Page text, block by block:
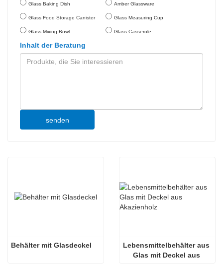
Glass Baking Dish
Glass Food Storage Canister
Glass Mixing Bowl
Amber Glassware
Glass Measuring Cup
Glass Casserole
Inhalt der Beratung
senden
Behälter mit Glasdeckel
Lebensmittelbehälter aus
Glas mit Deckel aus